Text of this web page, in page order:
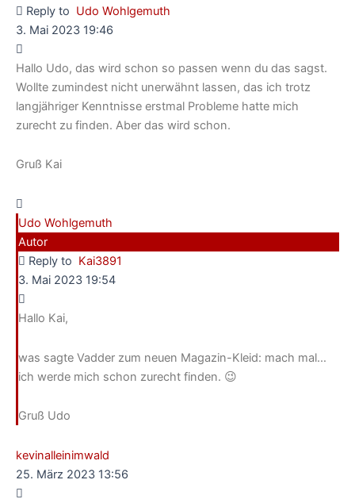
Reply to Udo Wohlgemuth
3. Mai 2023 19:46
Hallo Udo, das wird schon so passen wenn du das sagst.
Wollte zumindest nicht unerwähnt lassen, das ich trotz
langjähriger Kenntnisse erstmal Probleme hatte mich
zurecht zu finden. Aber das wird schon.
Gruß Kai
Udo Wohlgemuth
Autor
Reply to Kai3891
3. Mai 2023 19:54
Hallo Kai,
was sagte Vadder zum neuen Magazin-Kleid: mach mal…
ich werde mich schon zurecht finden. 😉
Gruß Udo
kevinalleinimwald
25. März 2023 13:56